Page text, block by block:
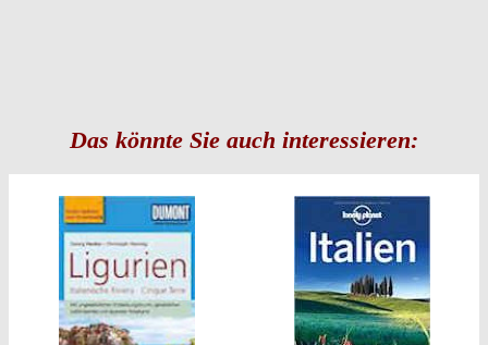
Das könnte Sie auch interessieren: